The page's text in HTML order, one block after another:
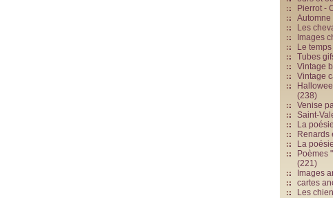
Pierrot -
Les
Images
Le
Tubes
Vintage
Vintage
(238)
Venise
Saint-
La
Renards
La
Poèmes
(221)
Images
cartes
Les